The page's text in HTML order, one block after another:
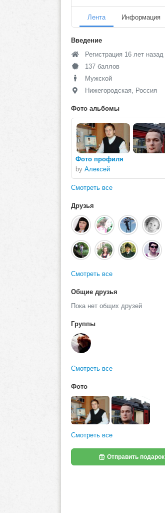
Лента Информация
Введение
Регистрация 16 лет назад
137 баллов
Мужской
Нижегородская, Россия
Фото альбомы
Фото профиля
by Алексей
Смотреть все
Друзья
Смотреть все
Общие друзья
Пока нет общих друзей
Группы
Смотреть все
Фото
Смотреть все
Отправить подарок